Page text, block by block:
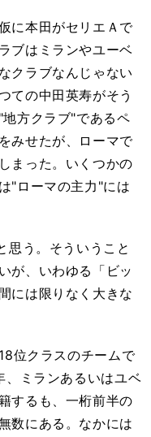
に本田がセリエＡで
ブはミランやユーベ
クラブなんじゃない
ての中田英寿がそう
方クラブ"であるペ
みせたが、ローマで
まった。いくつかの
"ローマの主力"には
う。そういうこと
が、いわゆる「ビッ
には限りなく大きな
位クラスのチームで
、ミランあるいはユベ
するも、一桁前半の
数にある。なかには